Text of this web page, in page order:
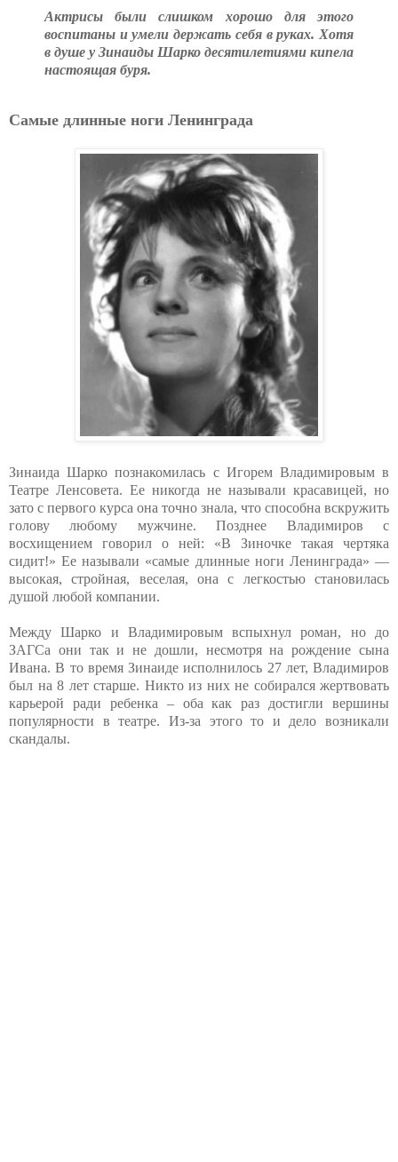
Актрисы были слишком хорошо для этого
воспитаны и умели держать себя в руках. Хотя
в душе у Зинаиды Шарко десятилетиями кипела
настоящая буря.
Самые длинные ноги Ленинграда
Зинаида Шарко познакомилась с Игорем Владимировым в
Театре Ленсовета. Ее никогда не называли красавицей, но
зато с первого курса она точно знала, что способна вскружить
голову любому мужчине. Позднее Владимиров с
восхищением говорил о ней: «В Зиночке такая чертяка
сидит!» Ее называли «самые длинные ноги Ленинграда» —
высокая, стройная, веселая, она с легкостью становилась
душой любой компании.
Между Шарко и Владимировым вспыхнул роман, но до
ЗАГСа они так и не дошли, несмотря на рождение сына
Ивана. В то время Зинаиде исполнилось 27 лет, Владимиров
был на 8 лет старше. Никто из них не собирался жертвовать
карьерой ради ребенка – оба как раз достигли вершины
популярности в театре. Из-за этого то и дело возникали
скандалы.